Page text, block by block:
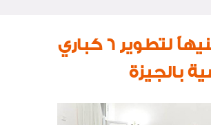
لقاءات واجتماعات
أخبار من هنا وهناك
120 مليون جنيهاً لتطوير 6 كباري
بالجيزة